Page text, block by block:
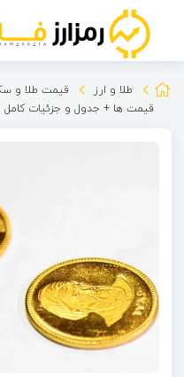
طلا و ارز
قیمت ها + جدول و جزئیات کامل